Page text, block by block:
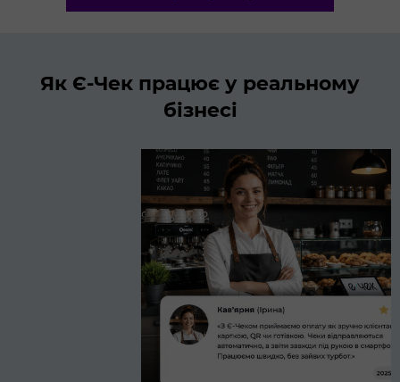
Як Є-Чек працює у реальному
бізнесі